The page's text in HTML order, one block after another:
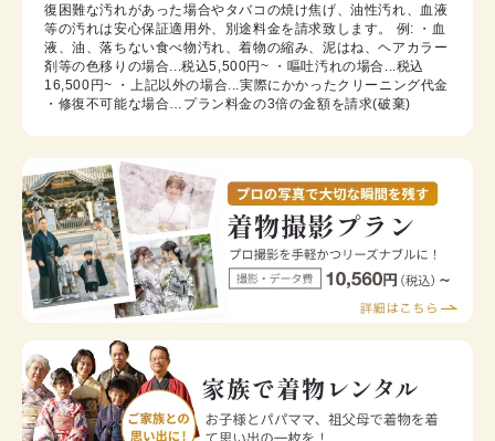
復困難な汚れがあった場合やタバコの焼け焦げ、油性汚れ、血液
等の汚れは安心保証適用外、別途料金を請求致します。 例: ・血
液、油、落ちない食べ物汚れ、着物の縮み、泥はね、ヘアカラー
剤等の色移りの場合...税込5,500円~ ・嘔吐汚れの場合...税込
16,500円~ ・上記以外の場合...実際にかかったクリーニング代金
・修復不可能な場合…プラン料金の3倍の金額を請求(破棄)